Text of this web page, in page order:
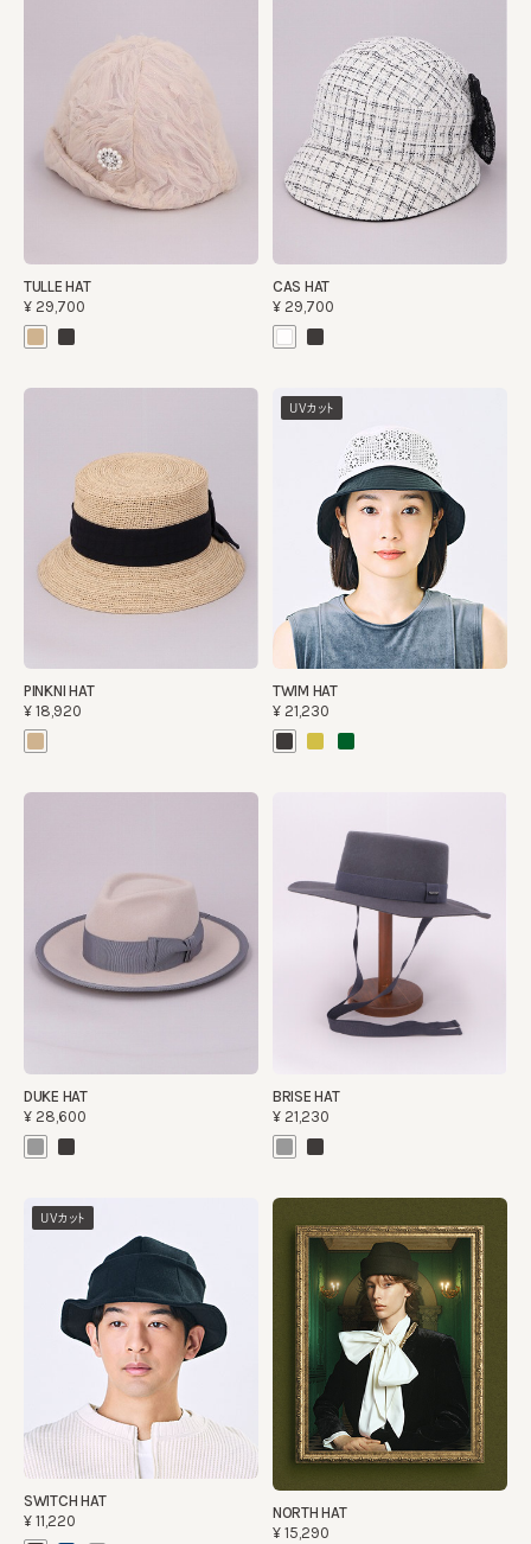
TULLE HAT
¥29,700
CAS HAT
¥29,700
PINKNI HAT
¥18,920
UVカット
TWIM HAT
¥21,230
DUKE HAT
¥28,600
BRISE HAT
¥21,230
UVカット
SWITCH HAT
¥11,220
NORTH HAT
¥15,290